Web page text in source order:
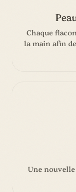
Chaque
la main afin
Une